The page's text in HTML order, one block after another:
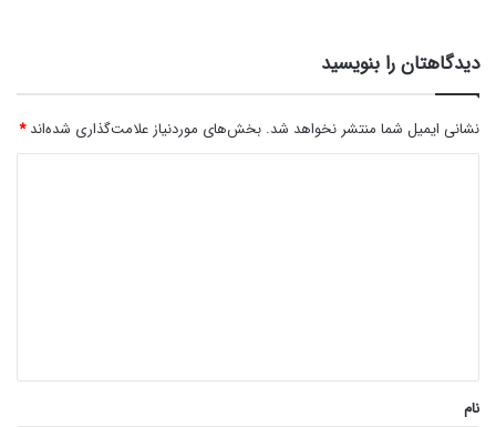
دیدگاهتان را بنویسید
نشانی ایمیل شما منتشر نخواهد شد. بخش‌های موردنیاز علامت‌گذاری شده‌اند*
نام